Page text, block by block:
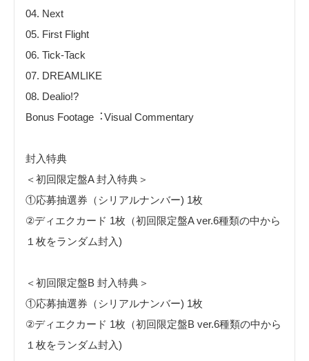
04. Next
05. First Flight
06. Tick-Tack
07. DREAMLIKE
08. Dealio!?
Bonus Footage︓Visual Commentary
封⼊特典
＜初回限定盤A 封⼊特典＞
①応募抽選券（シリアルナンバー) 1枚
②ディエクカード 1枚（初回限定盤A ver.6種類の中から
１枚をランダム封⼊)
＜初回限定盤B 封⼊特典＞
①応募抽選券（シリアルナンバー) 1枚
②ディエクカード 1枚（初回限定盤B ver.6種類の中から
１枚をランダム封⼊)